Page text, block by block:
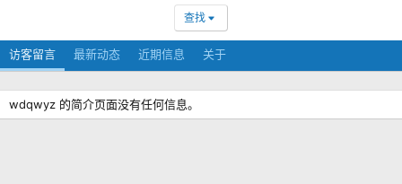
查找
访客留言 最新动态 近期信息 关于
wdqwyz 的简介页面没有任何信息。